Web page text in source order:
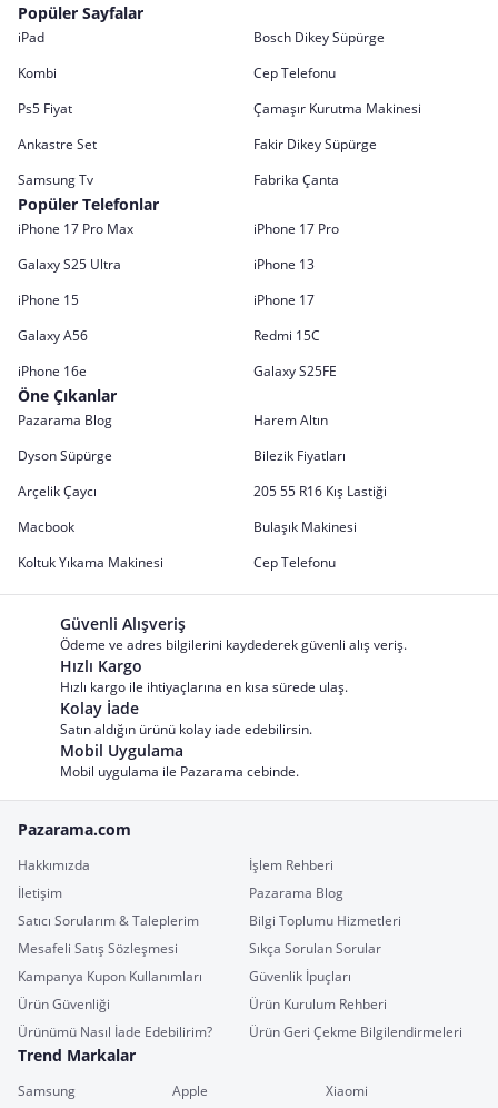
Popüler Sayfalar
iPad
Bosch Dikey Süpürge
Kombi
Cep Telefonu
Ps5 Fiyat
Çamaşır Kurutma Makinesi
Ankastre Set
Fakir Dikey Süpürge
Samsung Tv
Fabrika Çanta
Popüler Telefonlar
iPhone 17 Pro Max
iPhone 17 Pro
Galaxy S25 Ultra
iPhone 13
iPhone 15
iPhone 17
Galaxy A56
Redmi 15C
iPhone 16e
Galaxy S25FE
Öne Çıkanlar
Pazarama Blog
Harem Altın
Dyson Süpürge
Bilezik Fiyatları
Arçelik Çaycı
205 55 R16 Kış Lastiği
Macbook
Bulaşık Makinesi
Koltuk Yıkama Makinesi
Cep Telefonu
Güvenli Alışveriş
Ödeme ve adres bilgilerini kaydederek güvenli alış veriş.
Hızlı Kargo
Hızlı kargo ile ihtiyaçlarına en kısa sürede ulaş.
Kolay İade
Satın aldığın ürünü kolay iade edebilirsin.
Mobil Uygulama
Mobil uygulama ile Pazarama cebinde.
Pazarama.com
Hakkımızda
İşlem Rehberi
İletişim
Pazarama Blog
Satıcı Sorularım & Taleplerim
Bilgi Toplumu Hizmetleri
Mesafeli Satış Sözleşmesi
Sıkça Sorulan Sorular
Kampanya Kupon Kullanımları
Güvenlik İpuçları
Ürün Güvenliği
Ürün Kurulum Rehberi
Ürünümü Nasıl İade Edebilirim?
Ürün Geri Çekme Bilgilendirmeleri
Trend Markalar
Samsung Apple
Xiaomi